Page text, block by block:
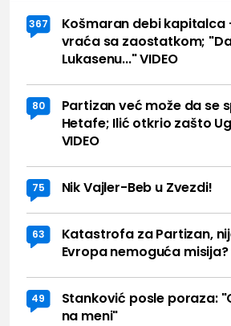
367
Košmaran debi kapitalca
vraća sa zaostatkom;
Lukasenu..." VIDEO
80
Partizan već može da se
Hetafe; Ilić otkrio zašto
VIDEO
75 Nik Vajler-Beb u Zvezdi!
63
Katastrofa za Partizan,
Evropa nemoguća misija?
49
Stanković posle poraza:
na meni"